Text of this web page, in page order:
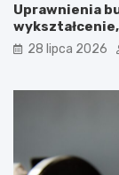
Uprawnienia
28 lipca 2026